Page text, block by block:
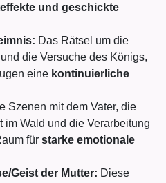
und geschickte
Das Rätsel um die
die Versuche des Königs,
eine kontinuierliche
Szenen mit dem Vater, die
im Wald und die Verarbeitung
für starke emotionale
Geist der Mutter: Diese